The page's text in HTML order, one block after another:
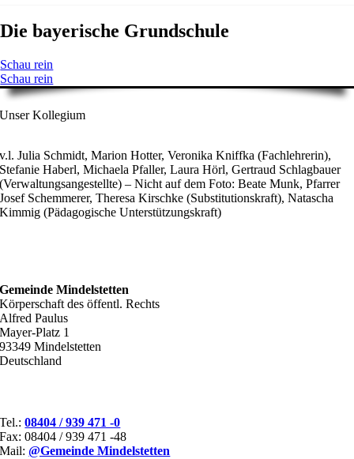
Die bayerische Grundschule
Schau rein
Schau rein
Unser Kollegium
v.l. Julia Schmidt, Marion Hotter, Veronika Kniffka (Fachlehrerin),
Stefanie Haberl, Michaela Pfaller, Laura Hörl, Gertraud Schlagbauer
(Verwaltungsangestellte) – Nicht auf dem Foto: Beate Munk, Pfarrer
Josef Schemmerer, Theresa Kirschke (Substitutionskraft), Natascha
Kimmig (Pädagogische Unterstützungskraft)
Gemeinde Mindelstetten
Körperschaft des öffentl. Rechts
Alfred Paulus
Mayer-Platz 1
93349 Mindelstetten
Deutschland
Tel.:08404 / 939 471 -0
Fax: 08404 / 939 471 -48
Mail:@Gemeinde Mindelstetten